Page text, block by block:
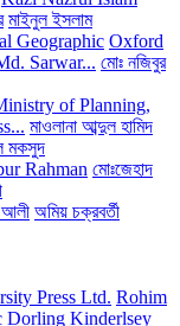
মাইনুল ইসলাম
Geographic Oxford
Sarwar... মোঃ নজিবুর
of Planning,
মাওলানা আব্দুল হামিদ
মকসুদ
Rahman মোঃজেহাদ
আলী অমিয় চক্রবর্তী
Press Ltd. Rohim
Dorling Kinderlsey